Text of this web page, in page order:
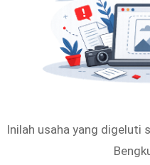
Inilah usaha yang digeluti